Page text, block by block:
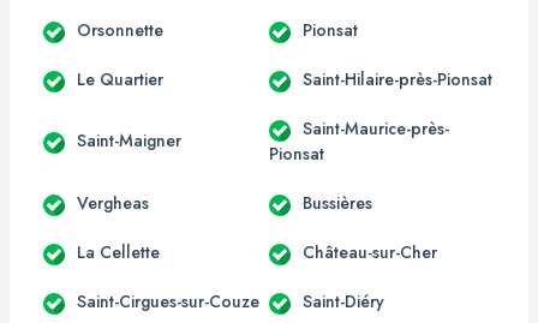
Orsonnette Pionsat
Le Quartier Saint-Hilaire-près-Pionsat
Saint-Maigner
Saint-Maurice-près-
Pionsat
Vergheas Bussières
La Cellette Château-sur-Cher
Saint-Cirgues-sur-Couze Saint-Diéry